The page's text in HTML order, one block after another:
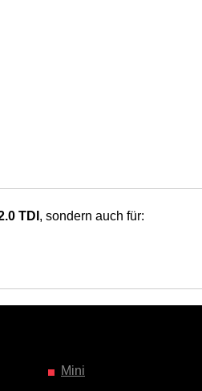
TDI , sondern auch für:
Mini